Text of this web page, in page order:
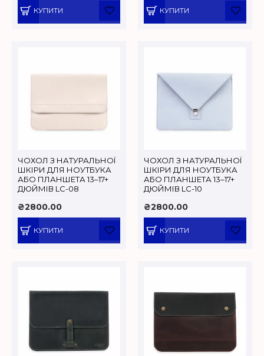
КУПИТИ КУПИТИ
ЧОХОЛ З НАТУРАЛЬНОЇ
ШКІРИ ДЛЯ НОУТБУКА
АБО ПЛАНШЕТА 13–17+
ДЮЙМІВ LC-08
₴2800.00
КУПИТИ
ЧОХОЛ З НАТУРАЛЬНОЇ
ШКІРИ ДЛЯ НОУТБУКА
АБО ПЛАНШЕТА 13–17+
ДЮЙМІВ LC-10
₴2800.00
КУПИТИ